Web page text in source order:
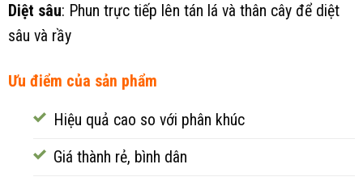
Diệt sâu: Phun trực tiếp lên tán lá và thân cây để diệt
sâu và rầy
Ưu điểm của sản phẩm
Hiệu quả cao so với phân khúc
Giá thành rẻ, bình dân